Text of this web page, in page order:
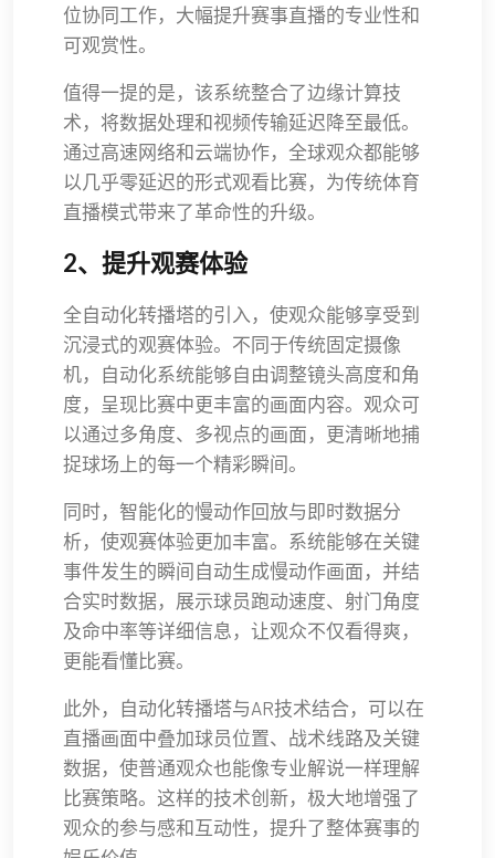
位协同工作，大幅提升赛事直播的专业性和
可观赏性。
值得一提的是，该系统整合了边缘计算技
术，将数据处理和视频传输延迟降至最低。
通过高速网络和云端协作，全球观众都能够
以几乎零延迟的形式观看比赛，为传统体育
直播模式带来了革命性的升级。
2、提升观赛体验
全自动化转播塔的引入，使观众能够享受到
沉浸式的观赛体验。不同于传统固定摄像
机，自动化系统能够自由调整镜头高度和角
度，呈现比赛中更丰富的画面内容。观众可
以通过多角度、多视点的画面，更清晰地捕
捉球场上的每一个精彩瞬间。
同时，智能化的慢动作回放与即时数据分
析，使观赛体验更加丰富。系统能够在关键
事件发生的瞬间自动生成慢动作画面，并结
合实时数据，展示球员跑动速度、射门角度
及命中率等详细信息，让观众不仅看得爽，
更能看懂比赛。
此外，自动化转播塔与AR技术结合，可以在
直播画面中叠加球员位置、战术线路及关键
数据，使普通观众也能像专业解说一样理解
比赛策略。这样的技术创新，极大地增强了
观众的参与感和互动性，提升了整体赛事的